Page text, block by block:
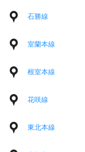
石勝線
室蘭本線
根室本線
花咲線
東北本線